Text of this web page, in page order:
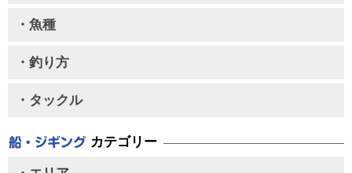
・魚種
・釣り方
・タックル
カテゴリー